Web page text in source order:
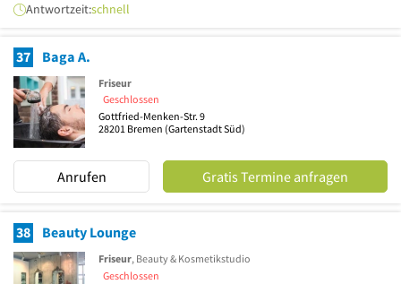
Antwortzeit:schnell
37 Baga A.
Friseur
Geschlossen
Gottfried-Menken-Str. 9
28201 Bremen (Gartenstadt Süd)
Anrufen Gratis Termine anfragen
38 Beauty Lounge
Friseur, Beauty & Kosmetikstudio
Geschlossen